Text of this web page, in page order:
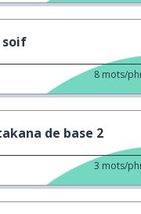
soif
8 mots/
de base 2
3 mots/